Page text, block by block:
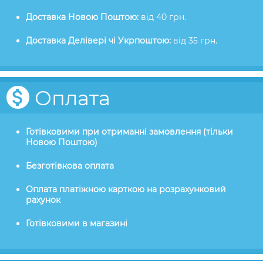
Доставка Новою Поштою: від 40 грн.
Доставка Делівері чі Укрпоштою: від 35 грн.
Оплата
Готівковими при отриманні замовлення (тільки
Новою Поштою)
Безготівкова оплата
Оплата платіжною карткою на розрахунковий
рахунок
Готівковими в магазині